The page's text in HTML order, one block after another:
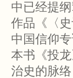
中已经提
作品《〈
中国信仰
本书《投
治史的脉